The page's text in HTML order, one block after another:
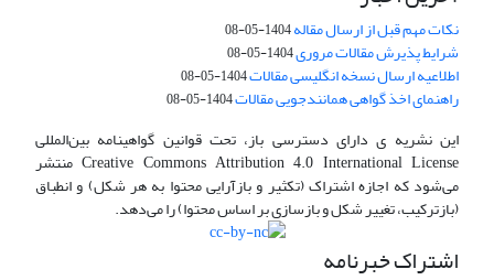
نکات مهم قبل از ارسال مقاله1404-05-08
شرایط پذیرش مقالات مروری1404-05-08
اطلاعیه ارسال نسخه انگلیسی مقالات1404-05-08
راهنمای اخذ گواهی همانندجویی مقالات1404-05-08
این نشریه ی دارای دسترسی باز، تحت قوانین گواهینامه بین‌المللی
Creative Commons Attribution 4.0 International License منتشر
می‌شود که اجازه اشتراک (تکثیر و بازآرایی محتوا به هر شکل) و انطباق
(بازترکیب، تغییر شکل و بازسازی بر اساس محتوا) را می‌دهد.
اشتراک خبرنامه